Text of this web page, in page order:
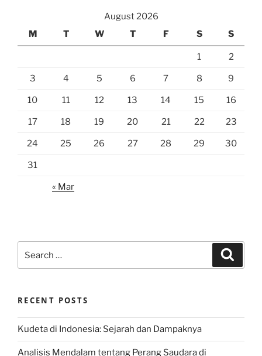
August 2026
M
T W T F S S
1 2
3 4 5 6 7 8 9
10 11 12 13 14 15 16
17 18 19 20 21 22 23
24 25 26 27 28 29 30
31
« Mar
for:
RECENT POSTS
Kudeta di Indonesia: Sejarah dan Dampaknya
Analisis Mendalam tentang Perang Saudara di